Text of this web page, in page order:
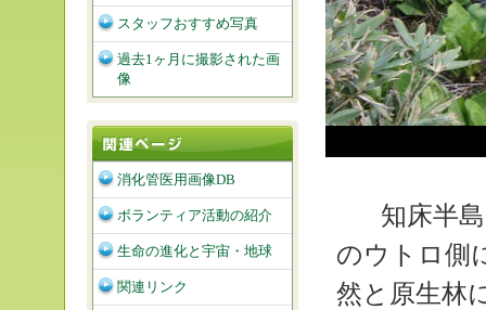
知床半島
のウトロ側
然と原生林
スタッフおすすめ写真
過去1ヶ月に撮影された画
像
消化管医用画像DB
ボランティア活動の紹介
生命の進化と宇宙・地球
関連リンク